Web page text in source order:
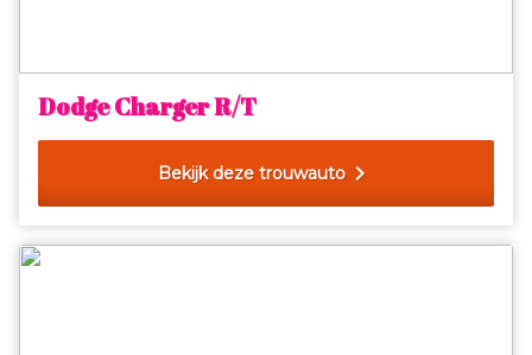
Dodge Charger R/T
Bekijk deze trouwauto chevron_right